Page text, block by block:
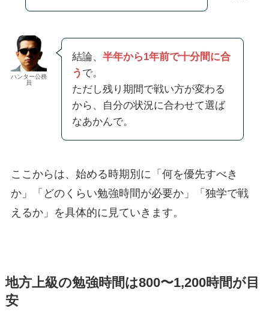
ハンター公務
員
結論、 半年から1年前で十分間に合
う で。
ただし残り期間で戦い方が変わる
から、自分の状況に合わせて選ば
なあかんで。
ここからは、始める時期別に「何を優先すべき
か」「どのくらい勉強時間が必要か」「独学で戦
えるか」を具体的に見ていきます。
地方上級の勉強時間は800〜1,200時間が目
安